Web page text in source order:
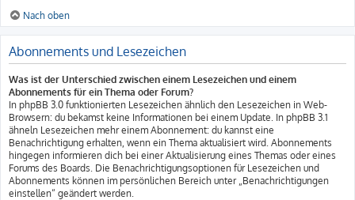
Nach oben
Abonnements und Lesezeichen
Was ist der Unterschied zwischen einem Lesezeichen und einem
Abonnements für ein Thema oder Forum?
In phpBB 3.0 funktionierten Lesezeichen ähnlich den Lesezeichen in Web-
Browsern: du bekamst keine Informationen bei einem Update. In phpBB 3.1
ähneln Lesezeichen mehr einem Abonnement: du kannst eine
Benachrichtigung erhalten, wenn ein Thema aktualisiert wird. Abonnements
hingegen informieren dich bei einer Aktualisierung eines Themas oder eines
Forums des Boards. Die Benachrichtigungsoptionen für Lesezeichen und
Abonnements können im persönlichen Bereich unter „Benachrichtigungen
einstellen“ geändert werden.